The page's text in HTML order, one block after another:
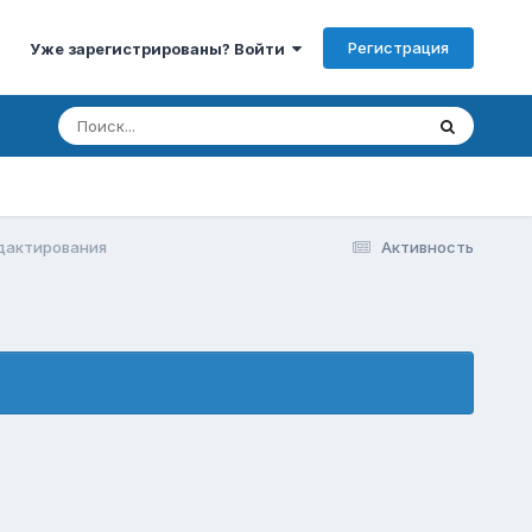
Уже зарегистрированы? Войти Регистрация
Активность